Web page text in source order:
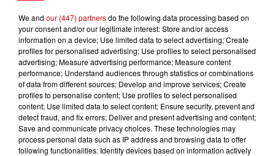
Destination Vacances - Gagnez
votre séjour en famille au cœur
de la...
We and our (447) partnersdo the following data processing based on
your consent and/or our legitimate interest: Store and/or access
information on a device; Use limited data to select advertising; Create
profiles for personalised advertising; Use profiles to select personalised
advertising; Measure advertising performance; Measure content
performance; Understand audiences through statistics or combinations
of data from different sources; Develop and improve services; Create
profiles to personalise content; Use profiles to select personalised
content; Use limited data to select content; Ensure security, prevent and
detect fraud, and fix errors; Deliver and present advertising and content;
Save and communicate privacy choices. These technologies may
process personal data such as IP address and browsing data to offer
following functionalities: Identify devices based on information actively